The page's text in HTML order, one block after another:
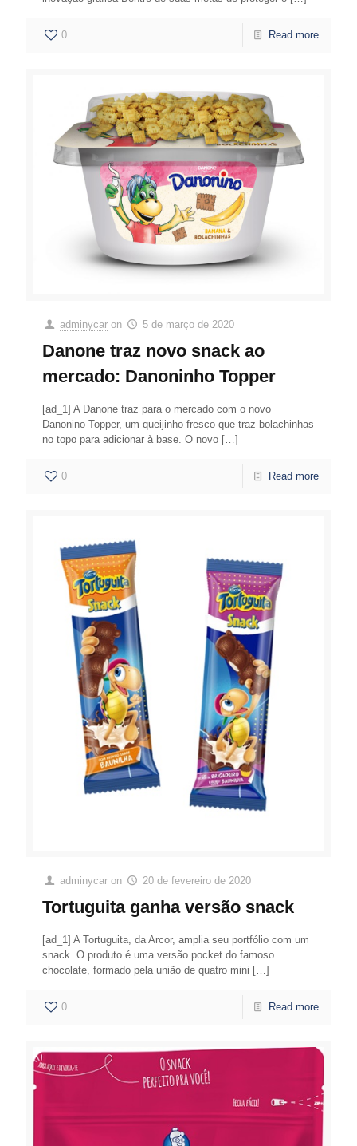
0 Read more
adminycar on 5 de março de 2020
Danone traz novo snack ao
mercado: Danoninho Topper
[ad_1] A Danone traz para o mercado com o novo
Danonino Topper, um queijinho fresco que traz bolachinhas
no topo para adicionar à base. O novo […]
0 Read more
adminycar on 20 de fevereiro de 2020
Tortuguita ganha versão snack
[ad_1] A Tortuguita, da Arcor, amplia seu portfólio com um
snack. O produto é uma versão pocket do famoso
chocolate, formado pela união de quatro mini […]
0 Read more